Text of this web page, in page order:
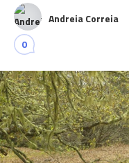
Andreia Correia
0